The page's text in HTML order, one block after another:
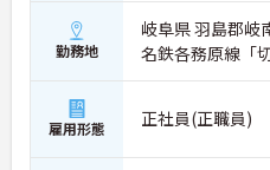
勤務地
岐阜県 羽島郡岐
名鉄各務原線「
雇用形態 正社員(正職員)